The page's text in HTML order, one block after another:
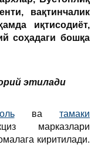
вақтинчалик
иқтисодиёт,
соҳадаги бошқа
этилади
ватамаки
марказлари
киритилади.